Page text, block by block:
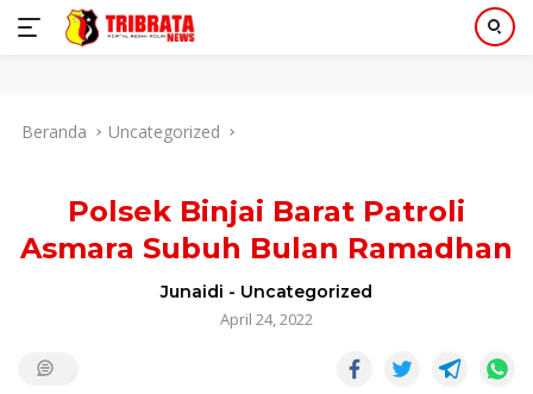
Beranda Uncategorized
Polsek Binjai Barat Patroli
Asmara Subuh Bulan Ramadhan
Junaidi - Uncategorized
April 24, 2022